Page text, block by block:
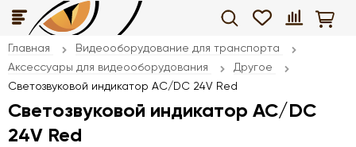
Главная
Видеооборудование для транспорта
Аксессуары для видеооборудования
Другое
Светозвуковой индикатор AC/DC 24V Red
Светозвуковой индикатор AC/DC
24V Red